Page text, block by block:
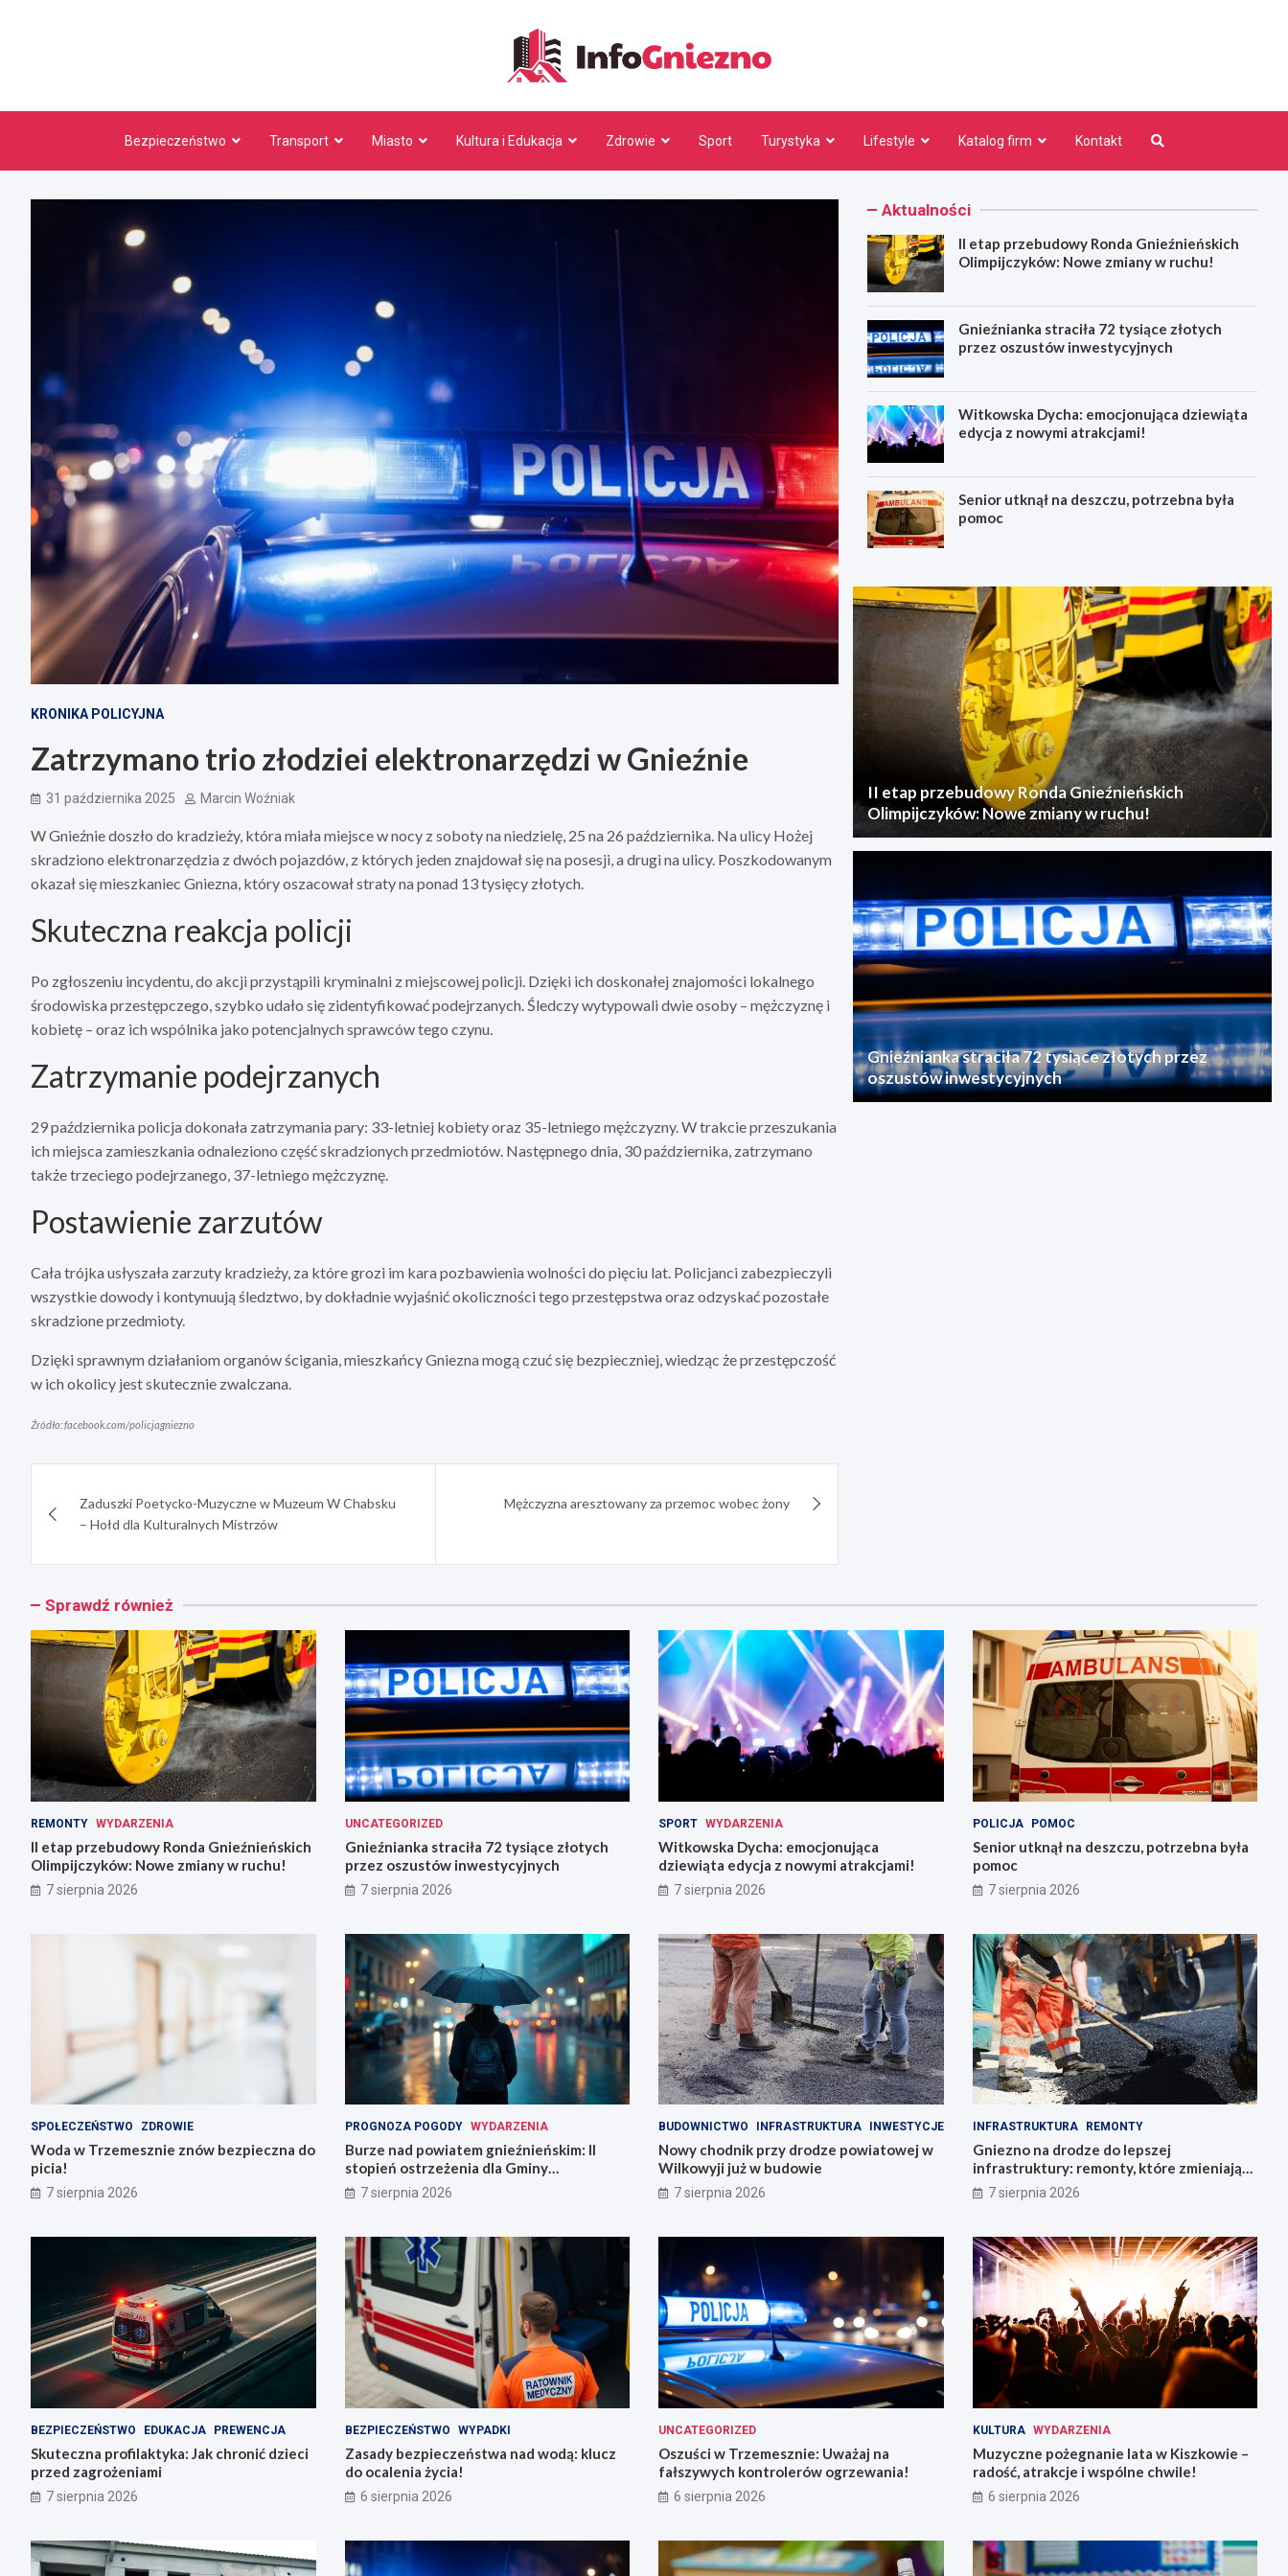
Bezpieczeństwo Transport Miasto Kultura i Edukacja Zdrowie Sport Turystyka Lifestyle Katalog firm Kontakt
KRONIKA POLICYJNA
Zatrzymano trio złodziei elektronarzędzi w Gnieźnie
31 października 2025 Marcin Woźniak
W Gnieźnie doszło do kradzieży, która miała miejsce w nocy z soboty na niedzielę, 25 na 26 października. Na ulicy Hożej
skradziono elektronarzędzia z dwóch pojazdów, z których jeden znajdował się na posesji, a drugi na ulicy. Poszkodowanym
okazał się mieszkaniec Gniezna, który oszacował straty na ponad 13 tysięcy złotych.
Skuteczna reakcja policji
Po zgłoszeniu incydentu, do akcji przystąpili kryminalni z miejscowej policji. Dzięki ich doskonałej znajomości lokalnego
środowiska przestępczego, szybko udało się zidentyfikować podejrzanych. Śledczy wytypowali dwie osoby – mężczyznę i
kobietę – oraz ich wspólnika jako potencjalnych sprawców tego czynu.
Zatrzymanie podejrzanych
29 października policja dokonała zatrzymania pary: 33-letniej kobiety oraz 35-letniego mężczyzny. W trakcie przeszukania
ich miejsca zamieszkania odnaleziono część skradzionych przedmiotów. Następnego dnia, 30 października, zatrzymano
także trzeciego podejrzanego, 37-letniego mężczyznę.
Postawienie zarzutów
Cała trójka usłyszała zarzuty kradzieży, za które grozi im kara pozbawienia wolności do pięciu lat. Policjanci zabezpieczyli
wszystkie dowody i kontynuują śledztwo, by dokładnie wyjaśnić okoliczności tego przestępstwa oraz odzyskać pozostałe
skradzione przedmioty.
Dzięki sprawnym działaniom organów ścigania, mieszkańcy Gniezna mogą czuć się bezpieczniej, wiedząc że przestępczość
w ich okolicy jest skutecznie zwalczana.
Źródło: facebook.com/policjagniezno
wpisuZaduszki Poetycko-Muzyczne w Muzeum W Chabsku
– Hołd dla Kulturalnych Mistrzów
Mężczyzna aresztowany za przemoc wobec żony
Aktualności
II etap przebudowy Ronda Gnieźnieńskich
Olimpijczyków: Nowe zmiany w ruchu!
Gnieźnianka straciła 72 tysiące złotych
przez oszustów inwestycyjnych
Witkowska Dycha: emocjonująca dziewiąta
edycja z nowymi atrakcjami!
Senior utknął na deszczu, potrzebna była
pomoc
II etap przebudowy Ronda Gnieźnieńskich
Olimpijczyków: Nowe zmiany w ruchu!
Gnieźnianka straciła 72 tysiące złotych przez
oszustów inwestycyjnych
Sprawdź również
REMONTY WYDARZENIA
II etap przebudowy Ronda Gnieźnieńskich
Olimpijczyków: Nowe zmiany w ruchu!
7 sierpnia 2026
UNCATEGORIZED
Gnieźnianka straciła 72 tysiące złotych
przez oszustów inwestycyjnych
7 sierpnia 2026
SPORT WYDARZENIA
Witkowska Dycha: emocjonująca
dziewiąta edycja z nowymi atrakcjami!
7 sierpnia 2026
POLICJA POMOC
Senior utknął na deszczu, potrzebna była
pomoc
7 sierpnia 2026
SPOŁECZEŃSTWO ZDROWIE
Woda w Trzemesznie znów bezpieczna do
picia!
7 sierpnia 2026
PROGNOZA POGODY WYDARZENIA
Burze nad powiatem gnieźnieńskim: II
stopień ostrzeżenia dla Gminy
Trzemeszno
7 sierpnia 2026
BUDOWNICTWO INFRASTRUKTURA INWESTYCJE
Nowy chodnik przy drodze powiatowej w
Wilkowyji już w budowie
7 sierpnia 2026
INFRASTRUKTURA REMONTY
Gniezno na drodze do lepszej
infrastruktury: remonty, które zmieniają
miasto
7 sierpnia 2026
BEZPIECZEŃSTWO EDUKACJA PREWENCJA
Skuteczna profilaktyka: Jak chronić dzieci
przed zagrożeniami
7 sierpnia 2026
BEZPIECZEŃSTWO WYPADKI
Zasady bezpieczeństwa nad wodą: klucz
do ocalenia życia!
6 sierpnia 2026
UNCATEGORIZED
Oszuści w Trzemesznie: Uważaj na
fałszywych kontrolerów ogrzewania!
6 sierpnia 2026
KULTURA WYDARZENIA
Muzyczne pożegnanie lata w Kiszkowie –
radość, atrakcje i wspólne chwile!
6 sierpnia 2026